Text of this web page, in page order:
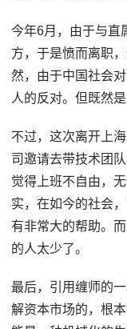
今年6月，由于与直
方，于是愤而离职
然，由于中国社会
人的反对。但既然
不过，这次离开上
司邀请去带技术团
觉得上班不自由，
实，在如今的社会
有非常大的帮助。
的人太少了。
最后，引用缠师的
解资本市场的，根